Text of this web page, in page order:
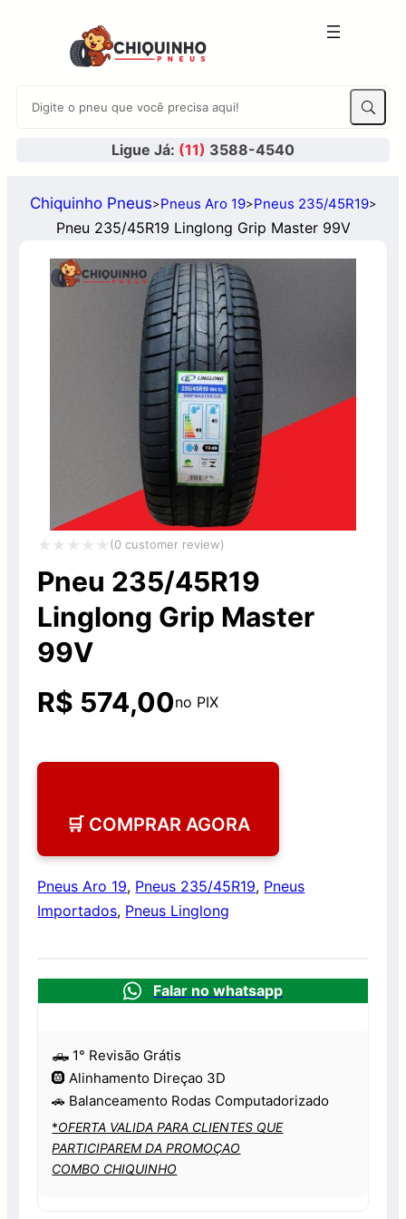
Ligue Já: (11) 3588-4540
Chiquinho Pneus>Pneus Aro 19>Pneus 235/45R19>
Pneu 235/45R19 Linglong Grip Master 99V
Avaliação
0
de
5
(0 customer review)
Pneu 235/45R19
Linglong Grip Master
99V
R$ 574,00no PIX
🛒 COMPRAR AGORA
Pneus Aro 19, Pneus 235/45R19, Pneus
Importados, Pneus Linglong
Falar no whatsapp
🛻 1° Revisão Grátis
🛞 Alinhamento Direçao 3D
🚗 Balanceamento Rodas Computadorizado
*OFERTA VALIDA PARA CLIENTES QUE
PARTICIPAREM DA PROMOÇAO
COMBO CHIQUINHO